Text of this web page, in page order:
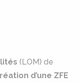
(LOM) de
d’une ZFE